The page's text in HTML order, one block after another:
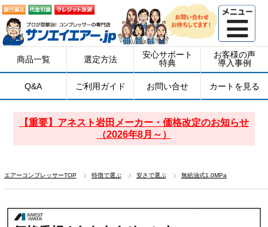
【重要】アネスト岩田メーカー・価格改定のお知らせ
（2026年8月～）
商品一覧 選定方法
安心サポート
特典
お客様の声
導入事例
Q&A ご利用ガイド お問い合せ カートを見る
エアーコンプレッサーTOP 特徴で選ぶ 安さで選ぶ 無給油式1.0MPa